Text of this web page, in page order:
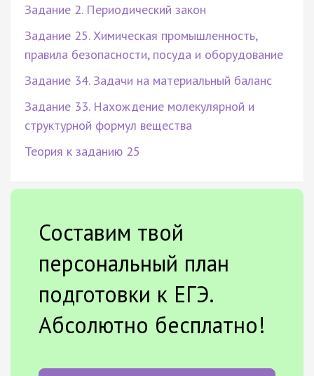
Задание 2. Периодический закон
Задание 25. Химическая промышленность,
правила безопасности, посуда и оборудование
Задание 34. Задачи на материальный баланс
Задание 33. Нахождение молекулярной и
структурной формул вещества
Теория к заданию 25
Составим твой
персональный план
подготовки к ЕГЭ.
Абсолютно бесплатно!